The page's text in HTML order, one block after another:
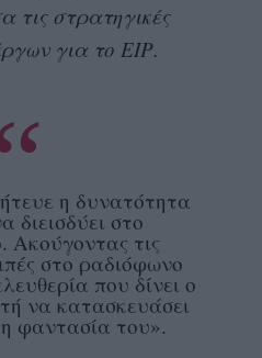
τις στρατηγικές
για το ΕΙΡ.
η δυνατότητα
διεισδύει στο
Ακούγοντας τις
στο ραδιόφωνο
που δίνει ο
να κατασκευάσει
φαντασία του».